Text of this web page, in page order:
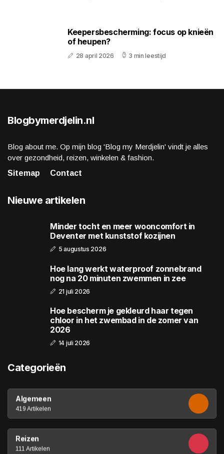
Keepersbescherming: focus op knieën
of heupen?
28 april 2026 3 min leestijd
Blogbymerdjelin.nl
Blog about me. Op mijn blog 'Blog my Merdjelin' vindt je alles
over gezondheid, reizen, winkelen & fashion.
Sitemap
Contact
Nieuwe artikelen
Minder tocht en meer wooncomfort in
Deventer met kunststof kozijnen
5 augustus 2026
Hoe lang werkt waterproof zonnebrand
nog na 20 minuten zwemmen in zee
21 juli 2026
Hoe bescherm je gekleurd haar tegen
chloor in het zwembad in de zomer van
2026
14 juli 2026
Categorieën
Algemeen
419 Artikelen
Reizen
111 Artikelen